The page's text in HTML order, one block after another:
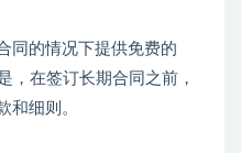
同的情况下提供免费的
，在签订长期合同之前，
和细则。